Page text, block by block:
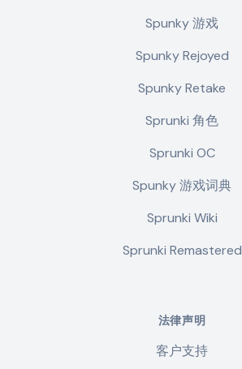
Spunky 游戏
Spunky Rejoyed
Spunky Retake
Sprunki 角色
Sprunki OC
Spunky 游戏词典
Sprunki Wiki
Sprunki Remastered
法律声明
客户支持